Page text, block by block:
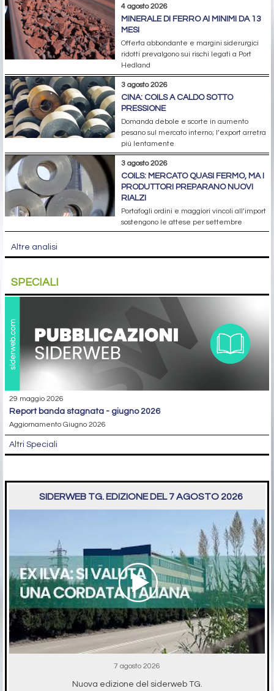
4 agosto 2026
MINERALE DI FERRO AI MINIMI DA 13
MESI
Offerta abbondante e margini siderurgici
ridotti prevalgono sui rischi legati a Port
Hedland
3 agosto 2026
CINA: COILS A CALDO SOTTO
PRESSIONE
Domanda debole e scorte in aumento
pesano sul mercato interno; l’export arretra
più lentamente
3 agosto 2026
COILS: MERCATO QUASI FERMO, MA I
PRODUTTORI PREPARANO NUOVI
RIALZI
Portafogli ordini e maggiori vincoli all’import
sostengono le attese per settembre
Altre analisi
SPECIALI
29 maggio 2026
report banda stagnata - giugno 2026
Aggiornamento Giugno 2026
Altri Speciali
SIDERWEB TG. EDIZIONE DEL 7 AGOSTO 2026
7 agosto 2026
Nuova edizione del siderweb TG.